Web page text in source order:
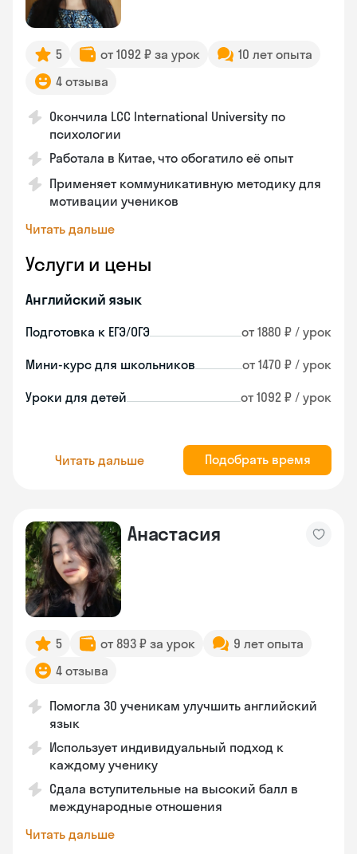
5 от 1092 ₽ за урок
10 лет опыта
4 отзыва
Окончила LCC International University по
психологии
Работала в Китае, что обогатило её опыт
Применяет коммуникативную методику для
мотивации учеников
Читать дальше
Услуги и цены
Английский язык
Подготовка к ЕГЭ/ОГЭ от 1880 ₽ / урок
Мини-курс для школьников от 1470 ₽ / урок
Уроки для детей от 1092 ₽ / урок
Читать дальше Подобрать время
Анастасия
5 от 893 ₽ за урок
9 лет опыта
4 отзыва
Помогла 30 ученикам улучшить английский
язык
Использует индивидуальный подход к
каждому ученику
Сдала вступительные на высокий балл в
международные отношения
Читать дальше